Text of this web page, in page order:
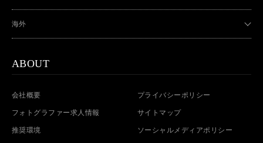
海外
ABOUT
会社概要 プライバシーポリシー
フォトグラファー求人情報 サイトマップ
推奨環境 ソーシャルメディアポリシー